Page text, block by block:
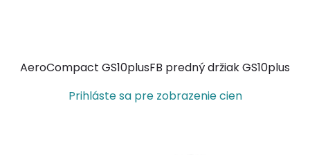
AeroCompact GS10plusFB predný držiak GS10plus
Prihláste sa pre zobrazenie cien